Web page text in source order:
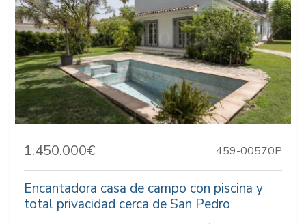
1.450.000€ 459-00570P
Encantadora casa de campo con piscina y
total privacidad cerca de San Pedro